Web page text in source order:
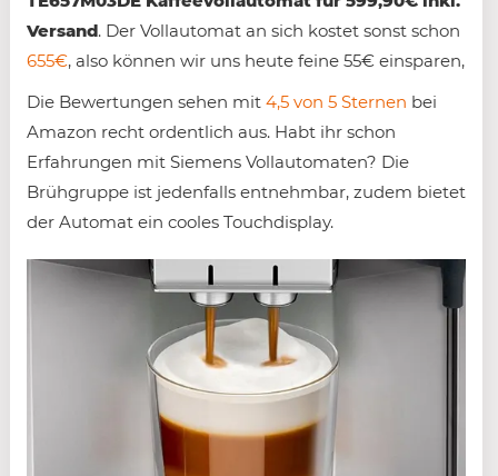
Versand. Der Vollautomat an sich kostet sonst schon
655€, also können wir uns heute feine 55€ einsparen,
Die Bewertungen sehen mit 4,5 von 5 Sternen bei
Amazon recht ordentlich aus. Habt ihr schon
Erfahrungen mit Siemens Vollautomaten? Die
Brühgruppe ist jedenfalls entnehmbar, zudem bietet
der Automat ein cooles Touchdisplay.